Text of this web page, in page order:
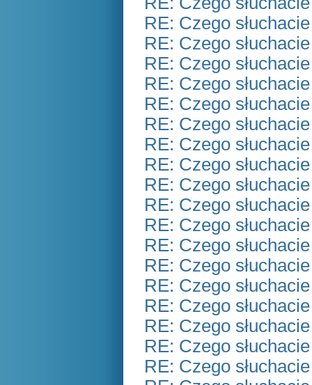
RE: Czego
RE: Czego
RE: Czego
RE: Czego
RE: Czego
RE: Czego
RE: Czego
RE: Czego
RE: Czego
RE: Czego
RE: Czego
RE: Czego
RE: Czego
RE: Czego
RE: Czego
RE: Czego
RE: Czego
RE: Czego